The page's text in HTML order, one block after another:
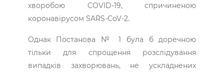
хворобою COVID-19, спричиненою
коронавірусом SARS-CoV-2.
Однак Постанова № 1 була б доречною
тільки для спрощення розслідування
випадків захворювань, не ускладнених